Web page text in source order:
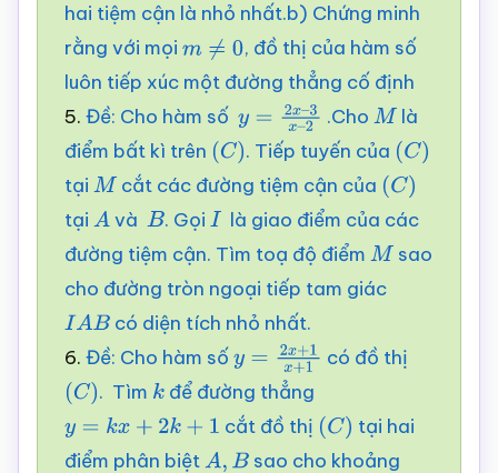
hai tiệm cận là nhỏ nhất.b) Chứng minh
rằng với mọi m≠ 0
, đồ thị của hàm số
luôn tiếp xúc một đường thẳng cố định
5. Đề: Cho hàm số y =2 x–
3 x–2
.Cho M là
điểm bất kì trên (C). Tiếp tuyến của (C)
tại M cắt các đường tiệm cận của (C)
tại A vàB . Gọi I
là giao điểm của các
đường tiệm cận. Tìm toạ độ điểm M sao
cho đường tròn ngoại tiếp tam giác
IAB
có diện tích nhỏ nhất.
6. Đề: Cho hàm số y =2 x+1x+ 1có đồ thị
(C). Tìm kđể đường thẳng
y =k x+2 k+ 1 cắt đồ thị (C) tại hai
điểm phân biệtA,B sao cho khoảng